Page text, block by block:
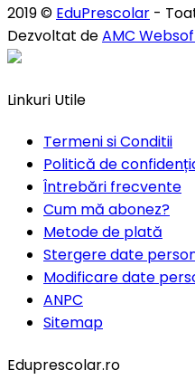
2019 © EduPrescolar -
Dezvoltat deAMC
Linkuri Utile
Termeni si Conditii
Politică de
Întrebări frecvente
Cum mă abonez?
Metode de plată
Stergere date
Modificare date
ANPC
Sitemap
Eduprescolar.ro